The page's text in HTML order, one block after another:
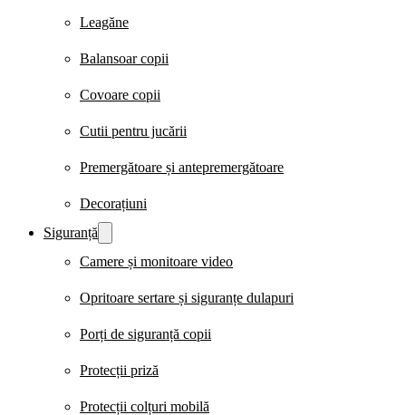
Leagăne
Balansoar copii
Covoare copii
Cutii pentru jucării
Premergătoare și antepremergătoare
Decorațiuni
Siguranță
Camere și monitoare video
Opritoare sertare și siguranțe dulapuri
Porți de siguranță copii
Protecții priză
Protecții colțuri mobilă